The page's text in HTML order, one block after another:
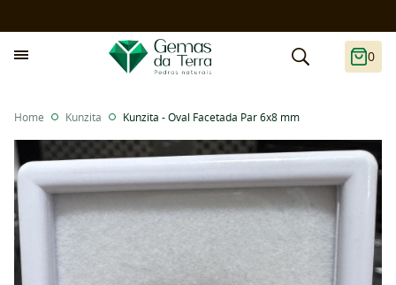
0
Home Kunzita Kunzita - Oval Facetada Par 6x8 mm